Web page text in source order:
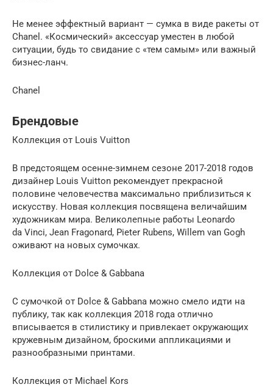
Не менее эффектный вариант — сумка в виде ракеты от
Chanel. «Космический» аксессуар уместен в любой
ситуации, будь то свидание с «тем самым» или важный
бизнес-ланч.
Chanel
Брендовые
Коллекция от Louis Vuitton
В предстоящем осенне-зимнем сезоне 2017-2018 годов
дизайнер Louis Vuitton рекомендует прекрасной
половине человечества максимально приблизиться к
искусству. Новая коллекция посвящена величайшим
художникам мира. Великолепные работы Leonardo
da Vinci, Jean Fragonard, Pieter Rubens, Willem van Gogh
оживают на новых сумочках.
Коллекция от Dolce & Gabbana
С сумочкой от Dolce & Gabbana можно смело идти на
публику, так как коллекция 2018 года отлично
вписывается в стилистику и привлекает окружающих
кружевным дизайном, броскими аппликациями и
разнообразными принтами.
Коллекция от Michael Kors